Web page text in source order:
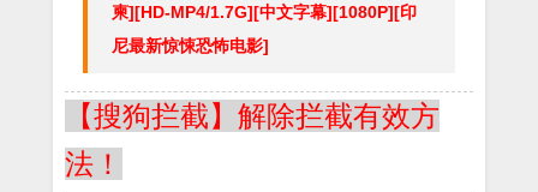
柬][HD-MP4/1.7G][中文字幕][1080P][印
尼最新惊悚恐怖电影]
【搜狗拦截】解除拦截有效方
法！